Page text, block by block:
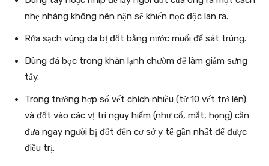
nhẹ nhàng không nên nặn sẽ khiến nọc độc lan ra.
Rửa sạch vùng da bị đốt bằng nước muối để sát trùng.
Dùng đá bọc trong khăn lạnh chườm để làm giảm sưng
tấy.
Trong trường hợp số vết chích nhiều (từ 10 vết trở lên)
và đốt vào các vị trí nguy hiểm (như cổ, mắt, họng) cần
đưa ngay người bị đốt đến cơ sở y tế gần nhất để được
điều trị.